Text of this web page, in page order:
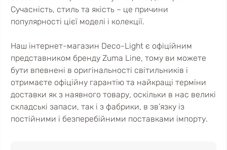
Сучасність, стиль та якість – це причини
популярності цієї моделі і колекції.
Наш інтернет-магазин Deco-Light є офіційним
представником бренду Zuma Line, тому ви можете
бути впевнені в оригінальності світильників і
отримаєте офіційну гарантію та найкращі терміни
доставки як з наявного товару, оскільки в нас великі
складські запаси, так і з фабрики, в зв’язку із
постійними і безперебійними поставками імпорту.